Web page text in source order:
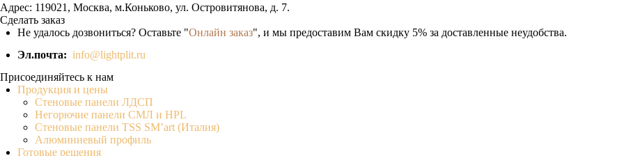
Адрес: 119021 , Москва, м.Коньково, ул. Островитянова, д. 7.
Сделать заказ
Не удалось дозвониться? Оставьте "Онлайн заказ", и мы предоставим Вам скидку 5% за доставленные неудобства.
Эл.почта: info@lightplit.ru
Присоединяйтесь к нам
Продукция и цены
Стеновые панели ЛДСП
Негорючие панели СМЛ и HPL
Стеновые панели TSS SM’art (Италия)
Алюминиевый профиль
Готовые решения